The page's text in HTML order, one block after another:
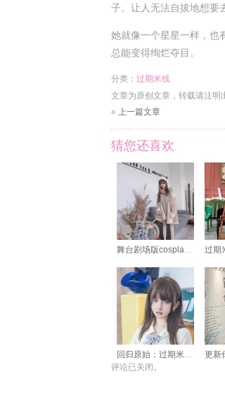
子。让人无法自拔地想要
她就像一个星星一样，也
总能变得绚烂夺目。
分类： 过期米线
文章为原创文章，转载请注明
« 上一篇文章
猜您还喜欢
舞台剧场版cosplay，过期米线线喵私人订制影楼风格
回归原始：过期米线线瞄42套百度云的高清无删cos图包分享
评论已关闭。